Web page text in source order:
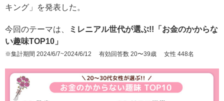
キング」を発表した。
今回のテーマは、
ミレニアル世代が選ぶ!!「お金のかからな
い趣味TOP10」
※集計期間 2024/6/7~2024/6/12 有効回答数 20〜39歳 女性 448名